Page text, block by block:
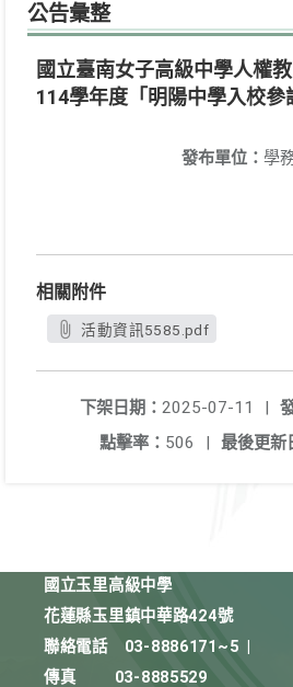
公告彙整
國立臺南女子高級中學人權
114學年度「明陽中學入校參
發布單位： 學
相關附件
活動資訊5585.pdf
下架日期： 2025-07-11
|
最後更新
點擊率： 506 |
國立玉里高級中學
花蓮縣玉里鎮中華路424號
聯絡電話
03-8886171~5
傳真
03-8885529